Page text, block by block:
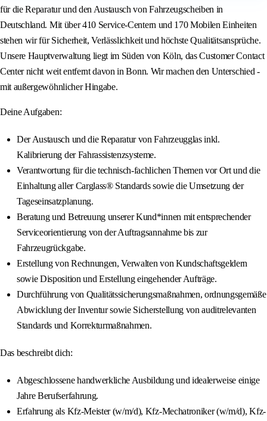
für die Reparatur und den Austausch von Fahrzeugscheiben in
Deutschland. Mit über 410 Service-Centern und 170 Mobilen Einheiten
stehen wir für Sicherheit, Verlässlichkeit und höchste Qualitätsansprüche.
Unsere Hauptverwaltung liegt im Süden von Köln, das Customer Contact
Center nicht weit entfernt davon in Bonn. Wir machen den Unterschied -
mit außergewöhnlicher Hingabe.
Deine Aufgaben:
Der Austausch und die Reparatur von Fahrzeugglas inkl.
Kalibrierung der Fahrassistenzsysteme.
Verantwortung für die technisch-fachlichen Themen vor Ort und die
Einhaltung aller Carglass® Standards sowie die Umsetzung der
Tageseinsatzplanung.
Beratung und Betreuung unserer Kund*innen mit entsprechender
Serviceorientierung von der Auftragsannahme bis zur
Fahrzeugrückgabe.
Erstellung von Rechnungen, Verwalten von Kundschaftsgeldern
sowie Disposition und Erstellung eingehender Aufträge.
Durchführung von Qualitätssicherungsmaßnahmen, ordnungsgemäße
Abwicklung der Inventur sowie Sicherstellung von auditrelevanten
Standards und Korrekturmaßnahmen.
Das beschreibt dich:
Abgeschlossene handwerkliche Ausbildung und idealerweise einige
Jahre Berufserfahrung.
Erfahrung als Kfz-Meister (w/m/d), Kfz-Mechatroniker (w/m/d), Kfz-